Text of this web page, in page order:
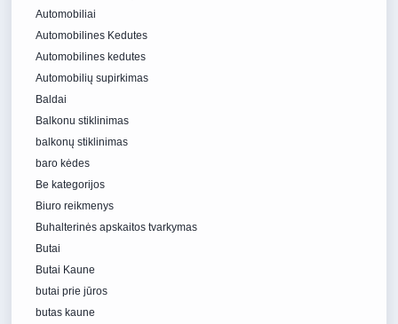
Automobiliai
Automobilines Kedutes
Automobilines kedutes
Automobilių supirkimas
Baldai
Balkonu stiklinimas
balkonų stiklinimas
baro kėdes
Be kategorijos
Biuro reikmenys
Buhalterinės apskaitos tvarkymas
Butai
Butai Kaune
butai prie jūros
butas kaune